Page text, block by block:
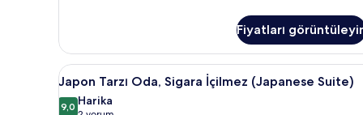
tüm
fotoğrafları
görün
Oda,
Sigara
İçilmez
(17th-
24th,
Fiyatları
Japon
Tarzı
Oda,
Japon Tarzı Oda, Sigara
5
Japon Tarzı Oda, Sigara İçilmez (Japanese Suite)
9,09,0 / 10
Harika